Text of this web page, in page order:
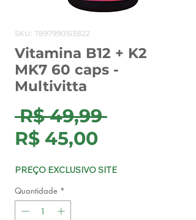
SKU: 7897990153822
Vitamina B12 + K2
MK7 60 caps -
Multivitta
R$ 49,99 Preço
R$ 45,00Preço
PREÇO EXCLUSIVO SITE
Quantidade *